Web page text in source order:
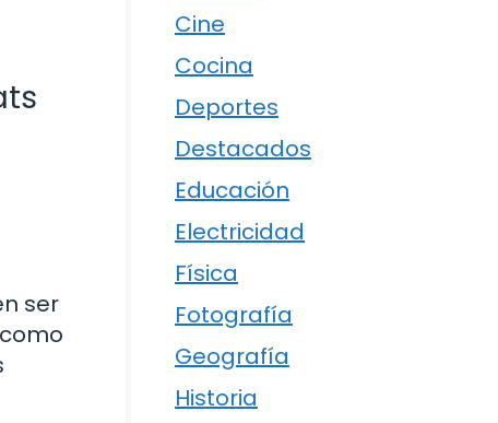
ser
Cine
Cocina
Deportes
Destacados
Educación
Electricidad
Física
Fotografía
Geografía
Historia